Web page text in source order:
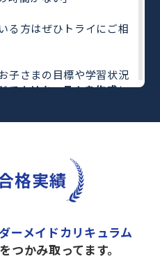
る方はぜひトライにご相
子さまの目標や学習状況
でカリキュラムを作成し
合った教師がわかるまで
解度がわかる「AI学習診
の勉強をナビゲートする
な学習コンテンツが
得点”を目指しません
格実績
ーメイドカリキュラム
つかみ取ってます。